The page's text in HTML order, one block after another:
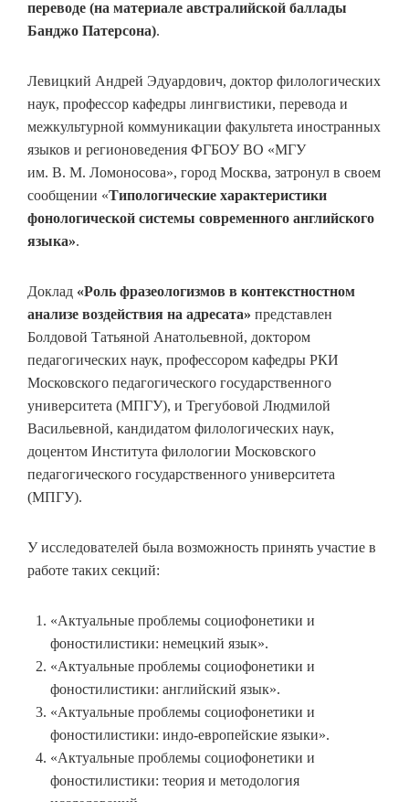
переводе (на материале австралийской баллады
Банджо Патерсона).
Левицкий Андрей Эдуардович, доктор филологических
наук, профессор кафедры лингвистики, перевода и
межкультурной коммуникации факультета иностранных
языков и регионоведения ФГБОУ ВО «МГУ
им. В. М. Ломоносова», город Москва, затронул в своем
сообщении «Типологические характеристики
фонологической системы современного английского
языка».
Доклад «Роль фразеологизмов в контекстностном
анализе воздействия на адресата» представлен
Болдовой Татьяной Анатольевной, доктором
педагогических наук, профессором кафедры РКИ
Московского педагогического государственного
университета (МПГУ), и Трегубовой Людмилой
Васильевной, кандидатом филологических наук,
доцентом Института филологии Московского
педагогического государственного университета
(МПГУ).
У исследователей была возможность принять участие в
работе таких секций:
«Актуальные проблемы социофонетики и
фоностилистики: немецкий язык».
«Актуальные проблемы социофонетики и
фоностилистики: английский язык».
«Актуальные проблемы социофонетики и
фоностилистики: индо-европейские языки».
«Актуальные проблемы социофонетики и
фоностилистики: теория и методология